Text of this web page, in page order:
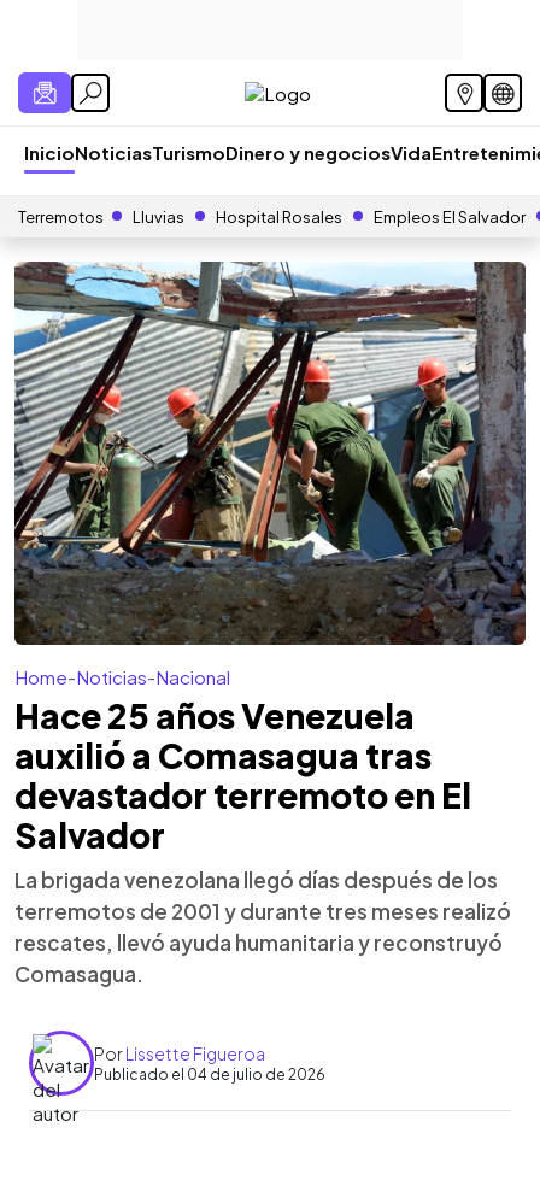
InicioNoticiasTurismoDinero y negociosVida
Terremotos Lluvias Hospital Rosales Empleos El Salvador
Home-Noticias-Nacional
Hace 25 años Venezuela
auxilió a Comasagua tras
devastador terremoto en El
Salvador
La brigada venezolana llegó días después de los
terremotos de 2001 y durante tres meses realizó
rescates, llevó ayuda humanitaria y reconstruyó
Comasagua.
PorLissette Figueroa
Publicado el 04 de julio de 2026